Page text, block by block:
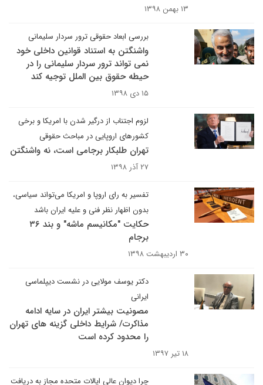
۱۳ بهمن ۱۳۹۸
بررسی ابعاد حقوقی ترور سردار سلیمانی
واشنگتن به استناد قوانین داخلی خود
نمی تواند ترور سردار سلیمانی را در
حیطه حقوق بین الملل توجیه کند
۱۵ دی ۱۳۹۸
لزوم اجتناب از درگیر شدن با امریکا و برخی
کشورهای اروپایی در مباحث حقوقی
تهران طلبکار برجامی است، نه واشنگتن
۲۷ آذر ۱۳۹۸
تفسیر به رای اروپا و امریکا می‌تواند سیاسی،
بدون اظهار نظر فنی و علیه ایران باشد
حکایت "مکانیسم ماشه" و بند ۳۶
برجام
۳۰ اردیبهشت ۱۳۹۸
دکتر یوسف مولایی در نشست دیپلماسی
ایرانی
مصونیت بیشتر ایران در سایه ادامه
مذاکرت/ شرایط داخلی گزینه های تهران
را محدود کرده است
۱۸ تیر ۱۳۹۷
چرا دیوان عالی ایالات متحده مجاز به دریافت